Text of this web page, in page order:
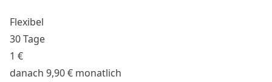
Flexibel
30 Tage
1 €
danach 9,90 € monatlich